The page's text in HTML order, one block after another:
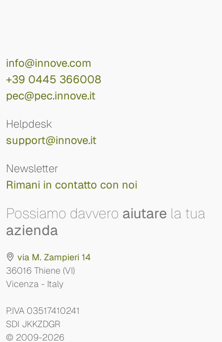
info@innove.com
+39 0445 366008
pec@pec.innove.it
Helpdesk
support@innove.it
Newsletter
Rimani in contatto con noi
Possiamo davvero aiutare la tua
azienda
via M. Zampieri 14
36016 Thiene (VI)
Vicenza - Italy
P.IVA 03517410241
SDI JKKZDGR
© 2009-2026